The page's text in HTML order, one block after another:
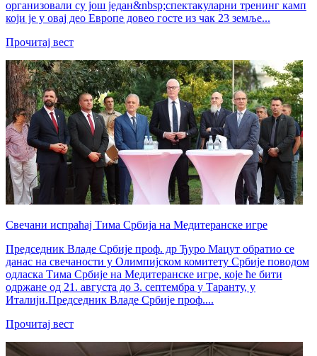
организовали су још један&nbsp;спектакуларни тренинг камп
који је у овај део Европе довео госте из чак 23 земље...
Прочитај вест
Свечани испраћај Тима Србија на Медитеранске игре
Председник Владе Србије проф. др Ђуро Мацут обратио се
данас на свечаности у Олимпијском комитету Србије поводом
одласка Тима Србије на Медитеранске игре, које ће бити
одржане од 21. августа до 3. септембра у Таранту, у
Италији.Председник Владе Србије проф....
Прочитај вест